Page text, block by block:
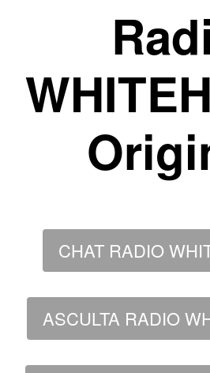
CHAT RADIO
ASCULTA RADIO